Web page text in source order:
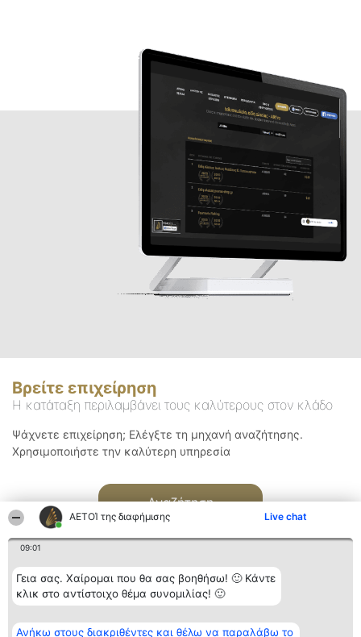
ΑΕΤΟΊ της διαφήμισης Live chat
09:01
Γεια σας. Χαίρομαι που θα σας βοηθήσω! 🙂 Κάντε
κλικ στο αντίστοιχο θέμα συνομιλίας! 🙂
Ανήκω στους διακριθέντες και θέλω να παραλάβω το
Βρείτε επιχείρηση
Η κατάταξη περιλαμβάνει τους καλύτερους στον κλάδο
Ψάχνετε επιχείρηση; Ελέγξτε τη μηχανή αναζήτησης.
Χρησιμοποιήστε την καλύτερη υπηρεσία
Αναζήτηση
Διοργανωτής της
κατάταξης
Κατάταξη
Διακριθέντες
Επικοινωνία
Επικοινωνία